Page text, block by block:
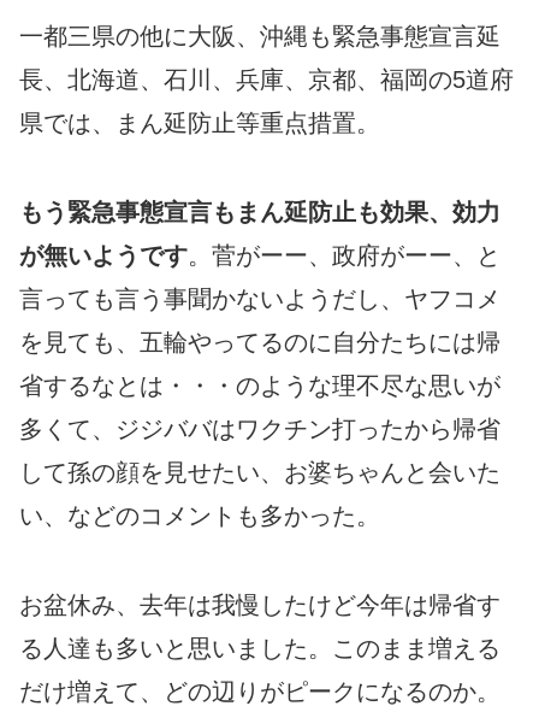
一都三県の他に大阪、沖縄も緊急事態宣言延
長、北海道、石川、兵庫、京都、福岡の5道府
県では、まん延防止等重点措置。
もう緊急事態宣言もまん延防止も効果、効力
が無いようです。菅がーー、政府がーー、と
言っても言う事聞かないようだし、ヤフコメ
を見ても、五輪やってるのに自分たちには帰
省するなとは・・・のような理不尽な思いが
多くて、ジジババはワクチン打ったから帰省
して孫の顔を見せたい、お婆ちゃんと会いた
い、などのコメントも多かった。
お盆休み、去年は我慢したけど今年は帰省す
る人達も多いと思いました。このまま増える
だけ増えて、どの辺りがピークになるのか。